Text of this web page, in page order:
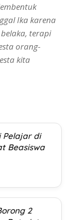
Ika karena
terapi
orang-
kita
Pelajar di
Beasiswa
2